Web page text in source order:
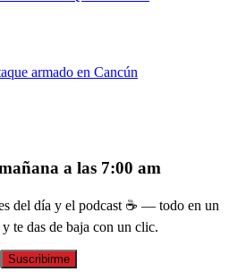
armado en Cancún
a las 7:00 am
del día y el podcast ☕ — todo en un
te das de baja con un clic.
Suscribirme